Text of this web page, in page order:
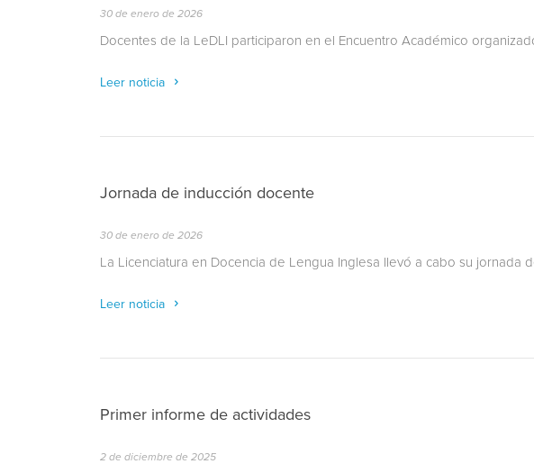
30 de enero de 2026
Docentes de la LeDLI participaron en el Encuentro Académico
Leer noticia
Jornada de inducción docente
30 de enero de 2026
La Licenciatura en Docencia de Lengua Inglesa llevó a cabo su jornada
Leer noticia
Primer informe de actividades
2 de diciembre de 2025